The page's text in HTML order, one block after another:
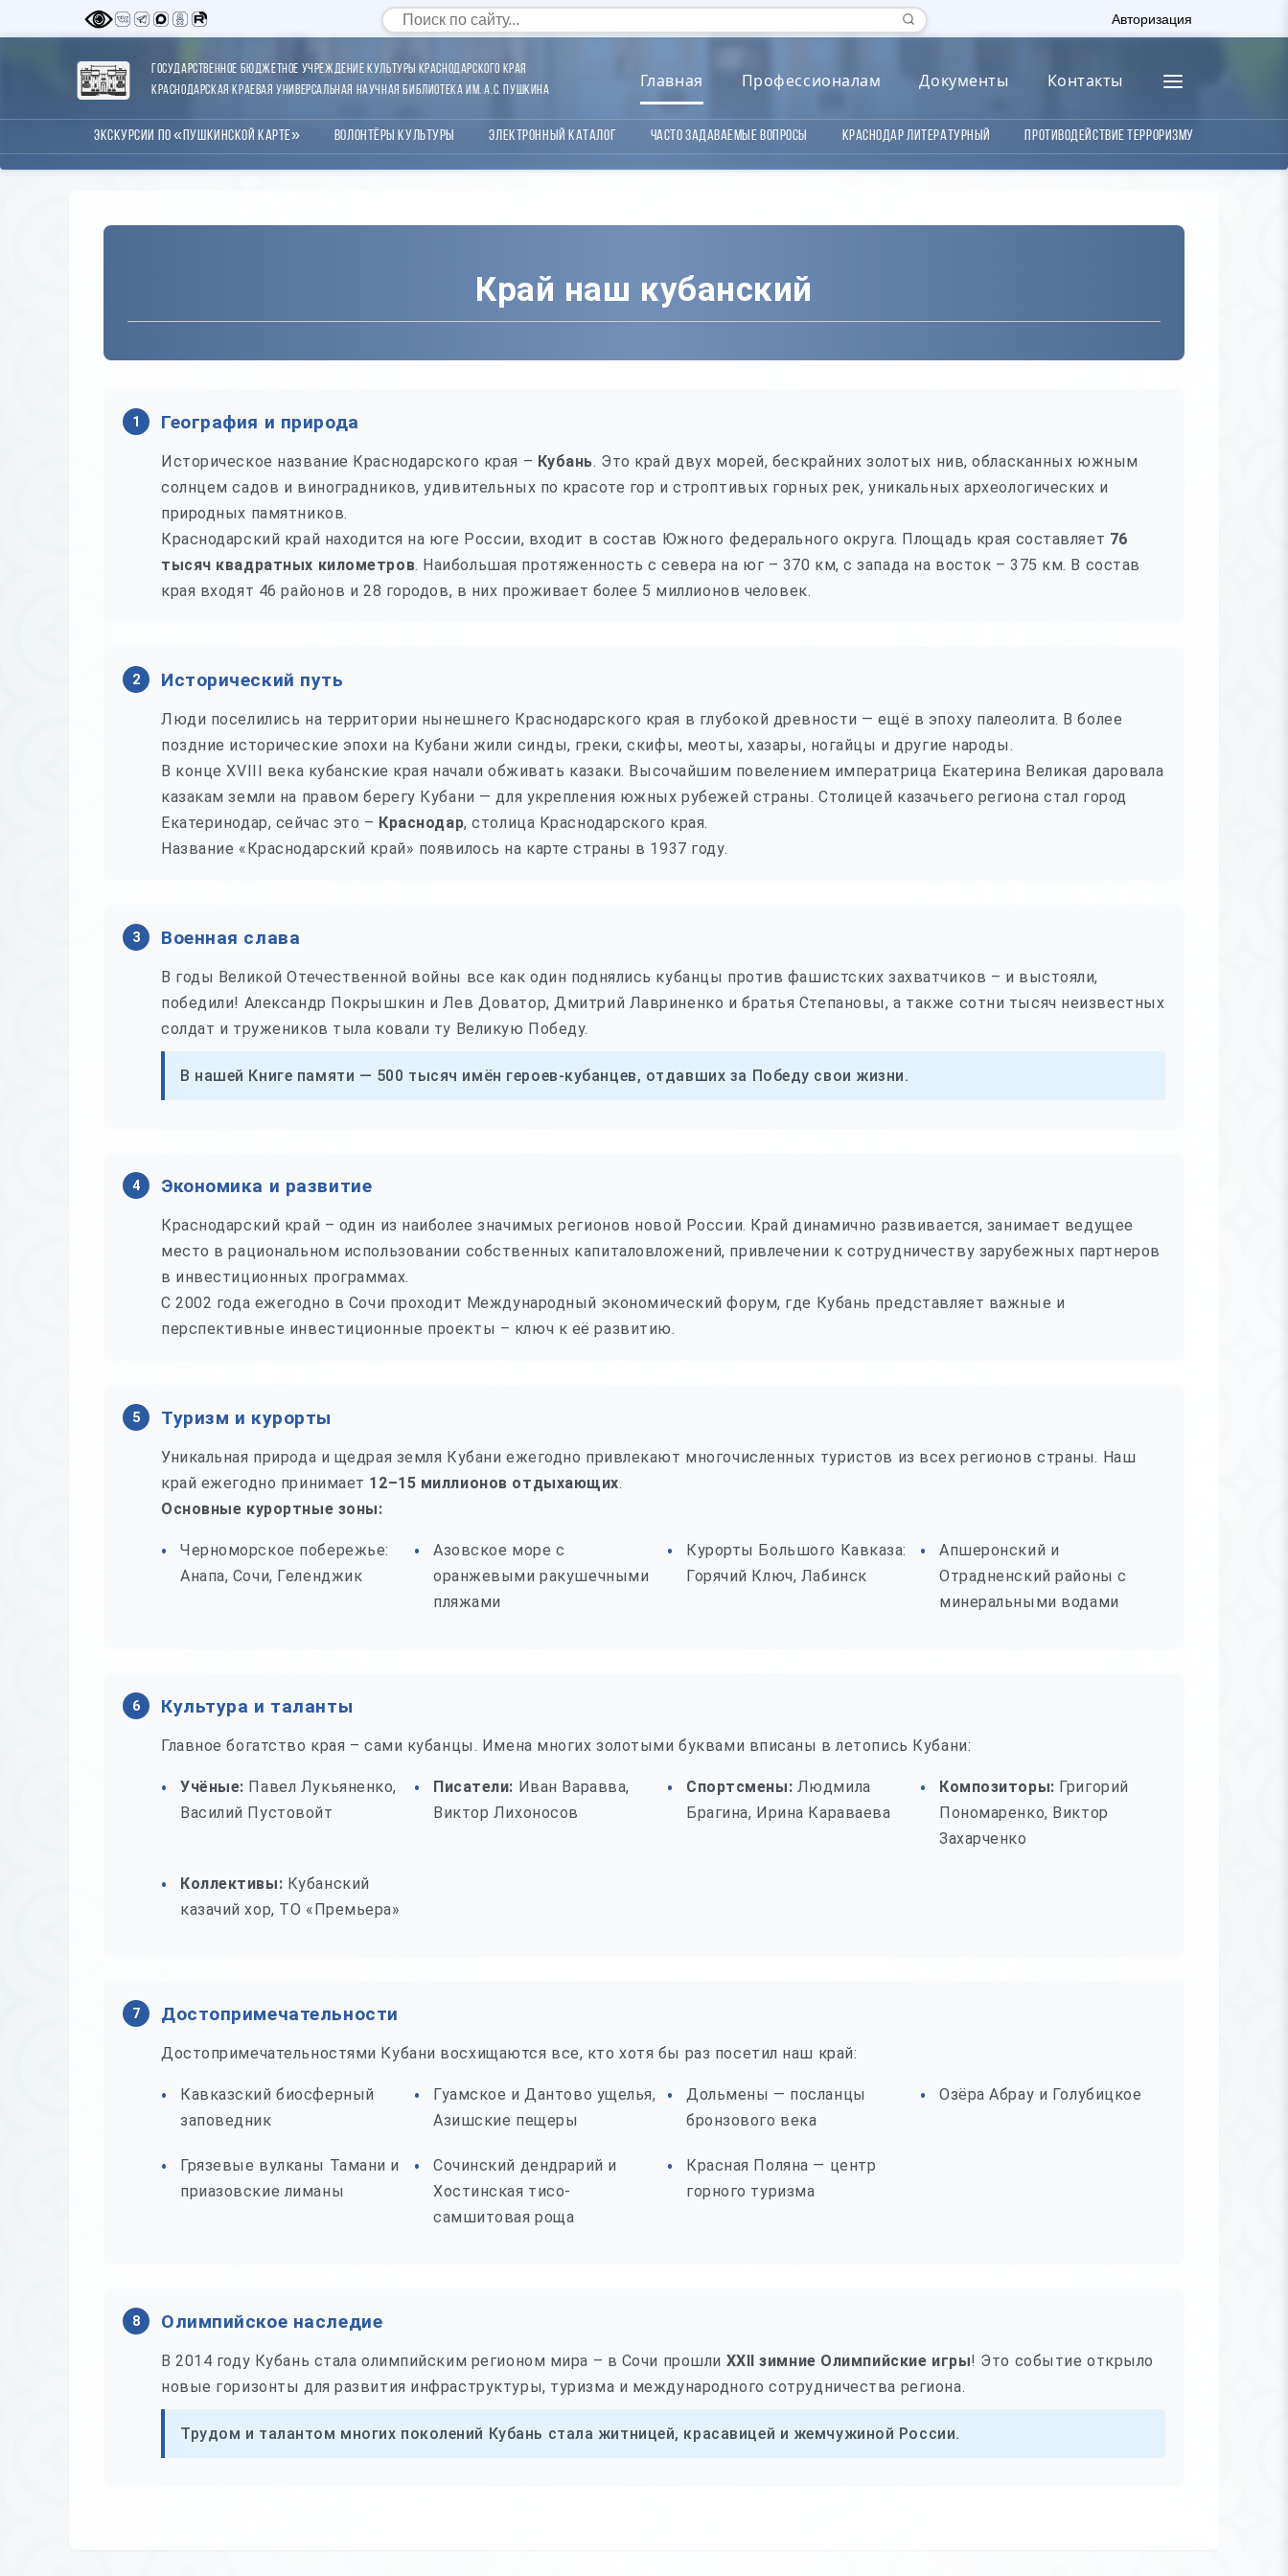
Авторизация
Государственное бюджетное учреждение культуры Краснодарского края
Краснодарская краевая универсальная научная библиотека им. А.С. Пушкина
Главная Профессионалам Документы Контакты
Экскурсии по «Пушкинской карте» Волонтёры Культуры Электронный каталог Часто задаваемые вопросы Краснодар литературный Противодействие терроризму
Край наш кубанский
1 География и природа
Историческое название Краснодарского края – Кубань. Это край двух морей, бескрайних золотых нив, обласканных южным
солнцем садов и виноградников, удивительных по красоте гор и строптивых горных рек, уникальных археологических и
природных памятников.
Краснодарский край находится на юге России, входит в состав Южного федерального округа. Площадь края составляет 76
тысяч квадратных километров. Наибольшая протяженность с севера на юг – 370 км, с запада на восток – 375 км. В состав
края входят 46 районов и 28 городов, в них проживает более 5 миллионов человек.
2 Исторический путь
Люди поселились на территории нынешнего Краснодарского края в глубокой древности — ещё в эпоху палеолита. В более
поздние исторические эпохи на Кубани жили синды, греки, скифы, меоты, хазары, ногайцы и другие народы.
В конце XVIII века кубанские края начали обживать казаки. Высочайшим повелением императрица Екатерина Великая даровала
казакам земли на правом берегу Кубани — для укрепления южных рубежей страны. Столицей казачьего региона стал город
Екатеринодар, сейчас это – Краснодар, столица Краснодарского края.
Название «Краснодарский край» появилось на карте страны в 1937 году.
3 Военная слава
В годы Великой Отечественной войны все как один поднялись кубанцы против фашистских захватчиков – и выстояли,
победили! Александр Покрышкин и Лев Доватор, Дмитрий Лавриненко и братья Степановы, а также сотни тысяч неизвестных
солдат и тружеников тыла ковали ту Великую Победу.
В нашей Книге памяти — 500 тысяч имён героев-кубанцев, отдавших за Победу свои жизни.
4 Экономика и развитие
Краснодарский край – один из наиболее значимых регионов новой России. Край динамично развивается, занимает ведущее
место в рациональном использовании собственных капиталовложений, привлечении к сотрудничеству зарубежных партнеров
в инвестиционных программах.
С 2002 года ежегодно в Сочи проходит Международный экономический форум, где Кубань представляет важные и
перспективные инвестиционные проекты – ключ к её развитию.
5 Туризм и курорты
Уникальная природа и щедрая земля Кубани ежегодно привлекают многочисленных туристов из всех регионов страны. Наш
край ежегодно принимает 12–15 миллионов отдыхающих.
Основные курортные зоны:
Черноморское побережье:
Анапа, Сочи, Геленджик
Азовское море с
оранжевыми ракушечными
пляжами
Курорты Большого Кавказа:
Горячий Ключ, Лабинск
Апшеронский и
Отрадненский районы с
минеральными водами
6 Культура и таланты
Главное богатство края – сами кубанцы. Имена многих золотыми буквами вписаны в летопись Кубани:
Учёные: Павел Лукьяненко,
Василий Пустовойт
Писатели: Иван Варавва,
Виктор Лихоносов
Спортсмены: Людмила
Брагина, Ирина Караваева
Композиторы: Григорий
Пономаренко, Виктор
Захарченко
Коллективы: Кубанский
казачий хор, ТО «Премьера»
7 Достопримечательности
Достопримечательностями Кубани восхищаются все, кто хотя бы раз посетил наш край:
Кавказский биосферный
заповедник
Гуамское и Дантово ущелья,
Азишские пещеры
Дольмены — посланцы
бронзового века
Озёра Абрау и Голубицкое
Грязевые вулканы Тамани и
приазовские лиманы
Сочинский дендрарий и
Хостинская тисо-
самшитовая роща
Красная Поляна — центр
горного туризма
8 Олимпийское наследие
В 2014 году Кубань стала олимпийским регионом мира – в Сочи прошли XXII зимние Олимпийские игры! Это событие открыло
новые горизонты для развития инфраструктуры, туризма и международного сотрудничества региона.
Трудом и талантом многих поколений Кубань стала житницей, красавицей и жемчужиной России.